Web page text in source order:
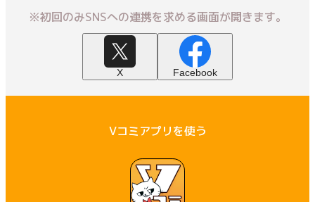
※初回のみSNSへの連携を求める画面が開きます。
X Facebook
Vコミアプリを使う